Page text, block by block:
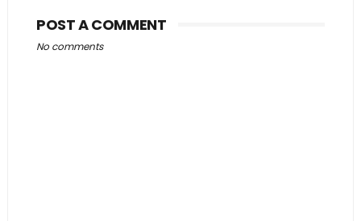
POST A COMMENT
No comments